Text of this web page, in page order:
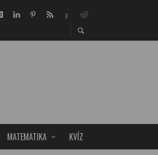
MATEMATIKA KVÍZ